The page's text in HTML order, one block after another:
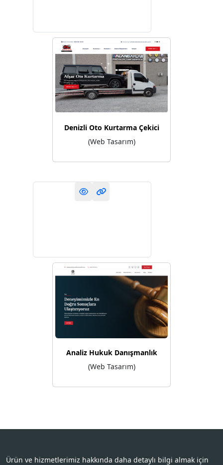
Denizli Oto Kurtarma Çekici
(Web Tasarım)
Analiz Hukuk Danışmanlık
(Web Tasarım)
Ürün ve hizmetlerimiz hakkında daha detaylı bilgi almak için